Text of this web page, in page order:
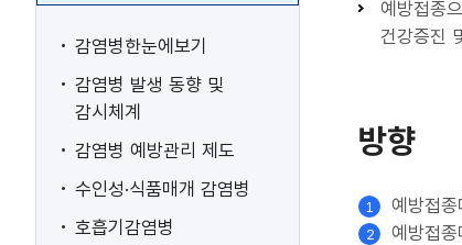
감염병한눈에보기
감염병 발생 동향 및
감시체계
감염병 예방관리 제도
수인성·식품매개 감염병
호흡기감염병
예방접종
건강증진
방향
예방접
예방접